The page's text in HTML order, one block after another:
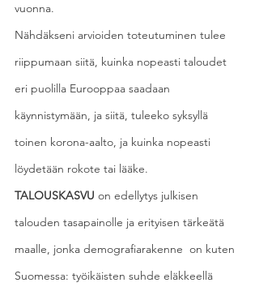
vuonna.
Nähdäkseni arvioiden toteutuminen tulee
riippumaan siitä, kuinka nopeasti taloudet
eri puolilla Eurooppaa saadaan
käynnistymään, ja siitä, tuleeko syksyllä
toinen korona-aalto, ja kuinka nopeasti
löydetään rokote tai lääke.
TALOUSKASVU on edellytys julkisen
talouden tasapainolle ja erityisen tärkeätä
maalle, jonka demografiarakenne  on kuten
Suomessa: työikäisten suhde eläkkeellä